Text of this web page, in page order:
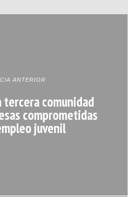
ANTERIOR
tercera comunidad
comprometidas
juvenil